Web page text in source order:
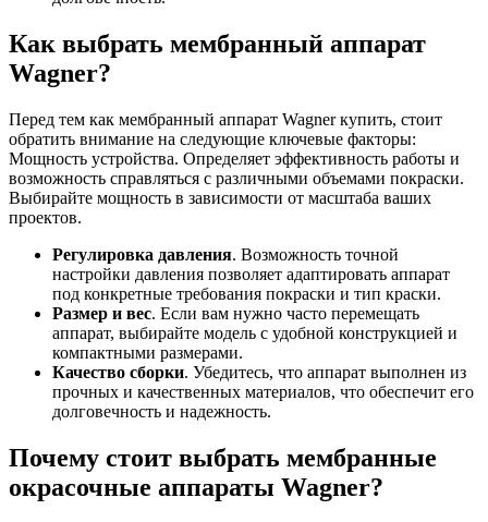
Как выбрать мембранный аппарат
Wagner?
Перед тем как мембранный аппарат Wagner купить, стоит
обратить внимание на следующие ключевые факторы:
Мощность устройства. Определяет эффективность работы и
возможность справляться с различными объемами покраски.
Выбирайте мощность в зависимости от масштаба ваших
проектов.
Регулировка давления. Возможность точной
настройки давления позволяет адаптировать аппарат
под конкретные требования покраски и тип краски.
Размер и вес. Если вам нужно часто перемещать
аппарат, выбирайте модель с удобной конструкцией и
компактными размерами.
Качество сборки. Убедитесь, что аппарат выполнен из
прочных и качественных материалов, что обеспечит его
долговечность и надежность.
Почему стоит выбрать мембранные
окрасочные аппараты Wagner?